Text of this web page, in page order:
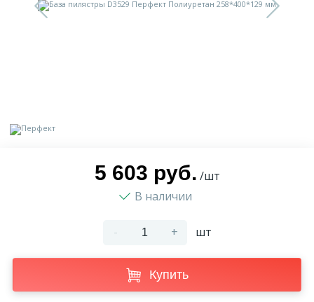
5 603 руб. /шт
В наличии
- + шт
Купить
Доставка
Сотрудничество